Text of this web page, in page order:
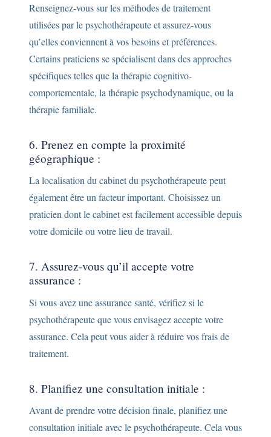
Renseignez-vous sur les méthodes de traitement
utilisées par le psychothérapeute et assurez-vous
qu’elles conviennent à vos besoins et préférences.
Certains praticiens se spécialisent dans des approches
spécifiques telles que la thérapie cognitivo-
comportementale, la thérapie psychodynamique, ou la
thérapie familiale.
6. Prenez en compte la proximité
géographique :
La localisation du cabinet du psychothérapeute peut
également être un facteur important. Choisissez un
praticien dont le cabinet est facilement accessible depuis
votre domicile ou votre lieu de travail.
7. Assurez-vous qu’il accepte votre
assurance :
Si vous avez une assurance santé, vérifiez si le
psychothérapeute que vous envisagez accepte votre
assurance. Cela peut vous aider à réduire vos frais de
traitement.
8. Planifiez une consultation initiale :
Avant de prendre votre décision finale, planifiez une
consultation initiale avec le psychothérapeute. Cela vous